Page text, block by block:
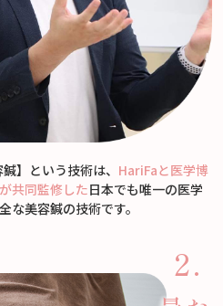
】という技術は、 HariFaと医学博
共同監修した日本でも唯一の医学
な美容鍼の技術です。